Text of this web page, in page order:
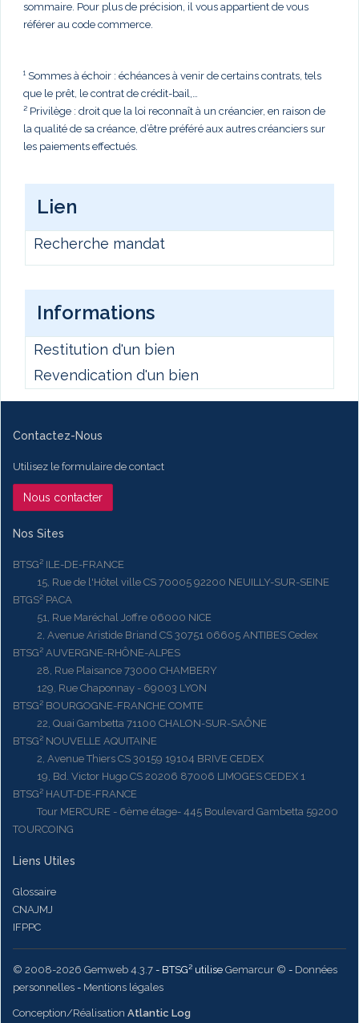
sommaire. Pour plus de précision, il vous appartient de vous
référer au code commerce.
¹ Sommes à échoir : échéances à venir de certains contrats, tels
que le prêt, le contrat de crédit-bail,…
² Privilège : droit que la loi reconnaît à un créancier, en raison de
la qualité de sa créance, d’être préféré aux autres créanciers sur
les paiements effectués.
Lien
Recherche mandat
Informations
Restitution d'un bien
Revendication d'un bien
Contactez-Nous
Utilisez le formulaire de contact
Nous contacter
Nos Sites
BTSG² ILE-DE-FRANCE
15, Rue de l'Hôtel ville CS 70005 92200 NEUILLY-SUR-SEINE
BTGS² PACA
51, Rue Maréchal Joffre 06000 NICE
2, Avenue Aristide Briand CS 30751 06605 ANTIBES Cedex
BTSG² AUVERGNE-RHÔNE-ALPES
28, Rue Plaisance 73000 CHAMBERY
129, Rue Chaponnay - 69003 LYON
BTSG² BOURGOGNE-FRANCHE COMTE
22, Quai Gambetta 71100 CHALON-SUR-SAÔNE
BTSG² NOUVELLE AQUITAINE
2, Avenue Thiers CS 30159 19104 BRIVE CEDEX
19, Bd. Victor Hugo CS 20206 87006 LIMOGES CEDEX 1
BTSG² HAUT-DE-FRANCE
Tour MERCURE - 6ème étage- 445 Boulevard Gambetta 59200
TOURCOING
Liens Utiles
Glossaire
CNAJMJ
IFPPC
© 2008-2026 Gemweb 4.3.7 - BTSG² utilise Gemarcur © - Données
personnelles - Mentions légales
Conception/Réalisation Atlantic Log